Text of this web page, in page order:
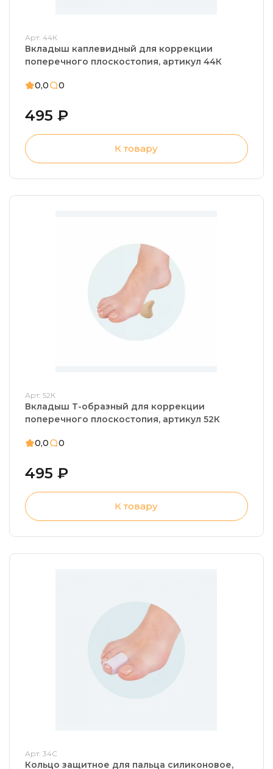
Арт: 44К
Вкладыш каплевидный для коррекции
поперечного плоскостопия, артикул 44К
0,0 0
495 ₽
К товару
Арт: 52К
Вкладыш Т-образный для коррекции
поперечного плоскостопия, артикул 52К
0,0 0
495 ₽
К товару
Арт: 34С
Кольцо защитное для пальца силиконовое,